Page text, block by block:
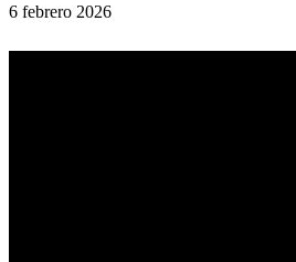
6 febrero 2026